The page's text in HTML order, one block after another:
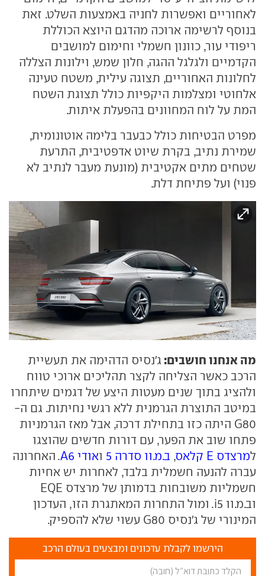
לאחוריים ואפשרות לחניה באמצעות השלט. זאת
בנוסף לרשימה ארוכה מהדגם היוצא הכוללת
ריפודי עור, כוונון חשמלי וחימום למושבים
הקדמיים ולגלגל ההגה, חלון שמש, וילונות הצללה
לחלונות האחוריים, תצוגה עילית, משטח טעינה
אלחוטי ומצלמות היקפיות כולל תצוגת השטח
המת על לוח המחוונים בהפעלת איתות.
מפרט הבטיחות כולל כבעבר בלימה אוטונומית,
שמירת נתיב, בקרת שיוט אדפטיבית, התרעת
שטחים מתים אקטיבית (מונעת מעבר לנתיב לא
פנוי) ועל פתיחת דלת.
מה אנחנו חושבים: ג'נסיס הדהימה את תעשיית
הרכב כאשר הצליחה לקצר תהליכים ארוכי טווח
ולהציג בתוך שנים מעטות היצע של דגמים שיתחרו
במיטב התוצרת הגרמנית ללא רגשי נחיתות. גם ה-
G80 היתה כזו בתחילת דרכה, אבל מאז הגרמניות
פתחו שוב את הפער, עם דורות חדשים שהוצגו
למרצדס E קלאס , ב.מ.וו סדרה 5 ואודי A6
. האחרונה
עברה להנעה חשמלית בלבד, לאחרות יש אחיות
חשמליות משובחות בדמותן של מרצדס EQE
וב.מ.וו i5. ומול התחרות המאתגרת הזו, העדכון
המינורי של ג'נסיס G80 עשוי שלא להספיק.
הירשמו לקבלת עדכונים ומבצעים בעולם הרכב